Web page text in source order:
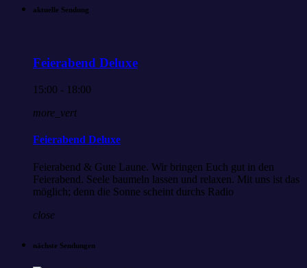
aktuelle Sendung
Feierabend Deluxe
15:00 - 18:00
more_vert
Feierabend Deluxe
Feierabend & Gute Laune. Wir bringen Euch gut in den
Feierabend. Seele baumeln lassen und relaxen. Mit uns ist das
möglich; denn die Sonne scheint durchs Radio
close
nächste Sendungen